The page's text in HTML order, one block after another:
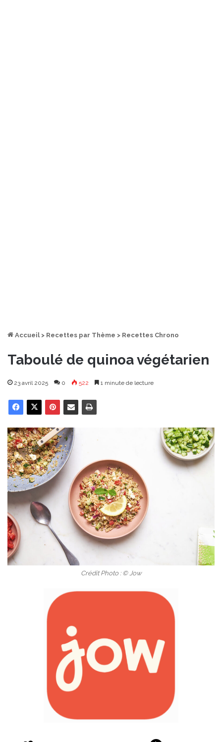
Accueil > Recettes par Thème > Recettes Chrono
Taboulé de quinoa végétarien
23 avril 2025 0 522 1 minute de lecture
Crédit Photo : © Jow